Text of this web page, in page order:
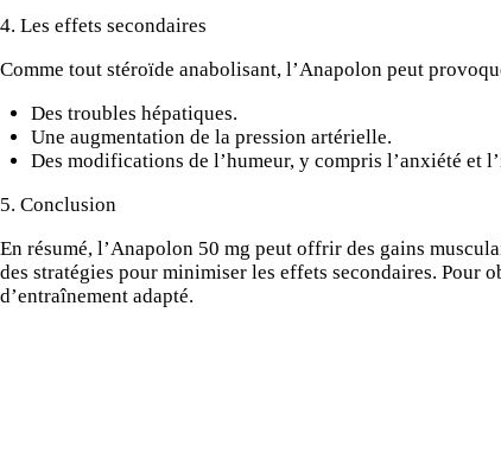
4. Les effets secondaires
Comme tout stéroïde anabolisant, l’Anapolon peut
Des troubles hépatiques.
Une augmentation de la pression artérielle.
Des modifications de l’humeur, y compris l’anxiété et
5. Conclusion
En résumé, l’Anapolon 50 mg peut offrir des gains
des stratégies pour minimiser les effets secondaires. Pour
d’entraînement adapté.